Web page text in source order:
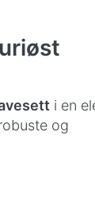
i en
og